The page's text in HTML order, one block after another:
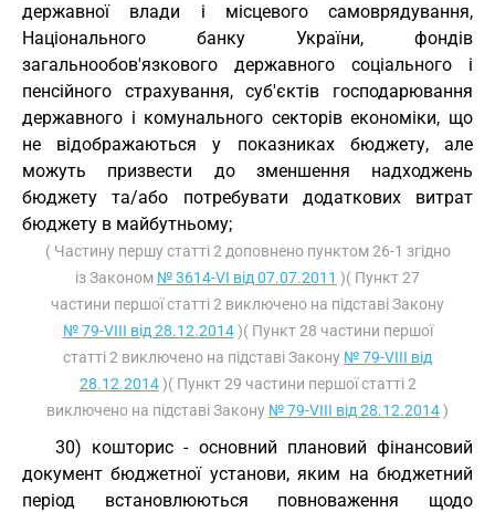
державної влади і місцевого самоврядування,
Національного банку України, фондів
загальнообов'язкового державного соціального і
пенсійного страхування, суб'єктів господарювання
державного і комунального секторів економіки, що
не відображаються у показниках бюджету, але
можуть призвести до зменшення надходжень
бюджету та/або потребувати додаткових витрат
бюджету в майбутньому;
( Частину першу статті 2 доповнено пунктом 26-1 згідно
із Законом № 3614-VI від 07.07.2011 )( Пункт 27
частини першої статті 2 виключено на підставі Закону
№ 79-VIII від 28.12.2014)( Пункт 28 частини першої
статті 2 виключено на підставі Закону № 79-VIII від
28.12.2014)( Пункт 29 частини першої статті 2
виключено на підставі Закону № 79-VIII від 28.12.2014)
30) кошторис - основний плановий фінансовий
документ бюджетної установи, яким на бюджетний
період встановлюються повноваження щодо